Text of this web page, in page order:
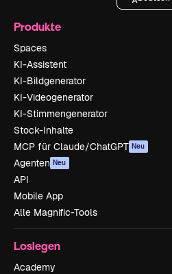
Produkte
Spaces
KI-Assistent
KI-Bildgenerator
KI-Videogenerator
KI-Stimmengenerator
Stock-Inhalte
MCP für Claude/ChatGPT Neu
Agenten Neu
API
Mobile App
Alle Magnific-Tools
Loslegen
Academy